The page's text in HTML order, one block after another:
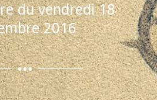
du vendredi 18
2016